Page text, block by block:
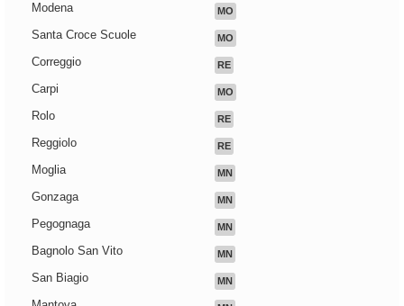
Modena MO
Santa Croce Scuole MO
Correggio RE
Carpi MO
Rolo RE
Reggiolo RE
Moglia MN
Gonzaga MN
Pegognaga MN
Bagnolo San Vito MN
San Biagio MN